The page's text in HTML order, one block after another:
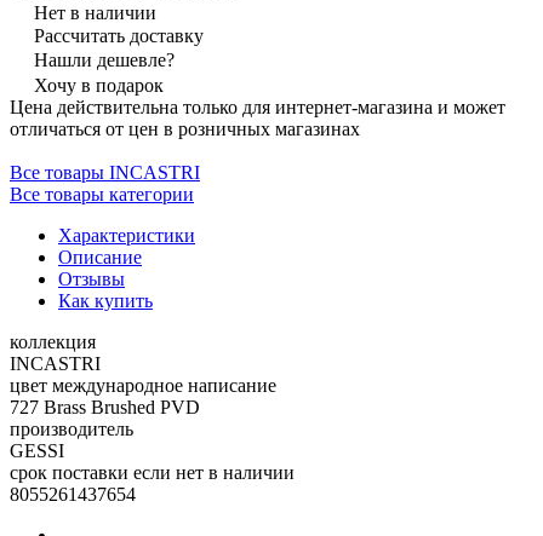
Нет в наличии
Рассчитать доставку
Нашли дешевле?
Хочу в подарок
Цена действительна только для интернет-магазина и может
отличаться от цен в розничных магазинах
Все товары INCASTRI
Все товары категории
Характеристики
Описание
Отзывы
Как купить
коллекция
INCASTRI
цвет международное написание
727 Brass Brushed PVD
производитель
GESSI
срок поставки если нет в наличии
8055261437654